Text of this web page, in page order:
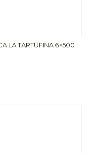
LA TARTUFINA 6×500